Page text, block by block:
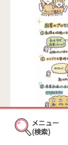
メニュー
(検索)